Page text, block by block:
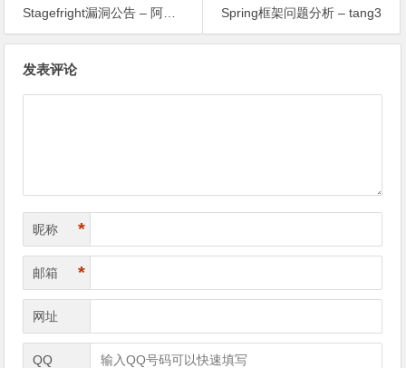
Stagefright漏洞公告 – 阿里移动安全 Spring框架问题分析 – tang3
发表评论
昵称 *
邮箱 *
网址
QQ